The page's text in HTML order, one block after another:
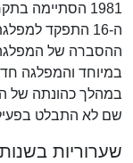
1981
ה-16 התפקד
ההסברה של
במיוחד והמפלגה
שם לא התבלט
שערוריות